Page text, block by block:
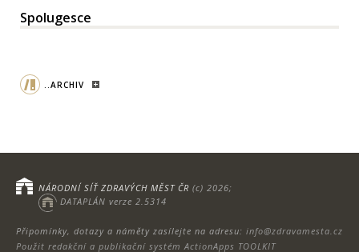
Spolugesce
..ARCHIV
Připomínky, dotazy a náměty zasílejte na adresu: info@zdravamesta.cz
Použit redakční a publikační systém ActionApps TOOLKIT
NÁRODNÍ SÍŤ ZDRAVÝCH MĚST ČR (c) 2026;
DATAPLÁN verze 2.5314